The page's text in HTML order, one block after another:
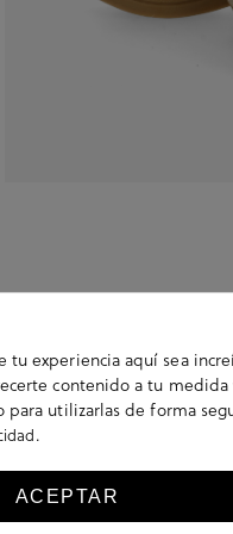
cm. Cierre con hebilla en un
tu experiencia aquí sea
contenido a tu
utilizarlas de forma
.
ACEPTAR